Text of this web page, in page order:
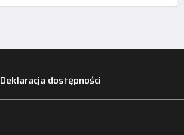
Deklaracja dostępności